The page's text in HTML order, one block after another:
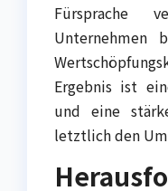
Fürsprache
Unternehmen
Ergebnis ist
und eine
letztlich den